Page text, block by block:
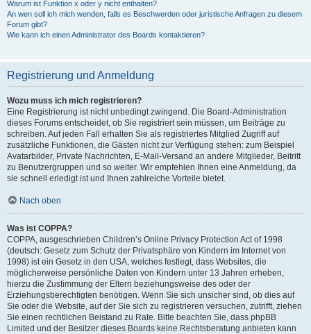
Warum ist Funktion x oder y nicht enthalten?
An wen soll ich mich wenden, falls es Beschwerden oder juristische Anfragen zu diesem
Forum gibt?
Wie kann ich einen Administrator des Boards kontaktieren?
Registrierung und Anmeldung
Wozu muss ich mich registrieren?
Eine Registrierung ist nicht unbedingt zwingend. Die Board-Administration
dieses Forums entscheidet, ob Sie registriert sein müssen, um Beiträge zu
schreiben. Auf jeden Fall erhalten Sie als registriertes Mitglied Zugriff auf
zusätzliche Funktionen, die Gästen nicht zur Verfügung stehen: zum Beispiel
Avatarbilder, Private Nachrichten, E-Mail-Versand an andere Mitglieder, Beitritt
zu Benutzergruppen und so weiter. Wir empfehlen Ihnen eine Anmeldung, da
sie schnell erledigt ist und Ihnen zahlreiche Vorteile bietet.
Nach oben
Was ist COPPA?
COPPA, ausgeschrieben Children’s Online Privacy Protection Act of 1998
(deutsch: Gesetz zum Schutz der Privatsphäre von Kindern im Internet von
1998) ist ein Gesetz in den USA, welches festlegt, dass Websites, die
möglicherweise persönliche Daten von Kindern unter 13 Jahren erheben,
hierzu die Zustimmung der Eltern beziehungsweise des oder der
Erziehungsberechtigten benötigen. Wenn Sie sich unsicher sind, ob dies auf
Sie oder die Website, auf der Sie sich zu registrieren versuchen, zutrifft, ziehen
Sie einen rechtlichen Beistand zu Rate. Bitte beachten Sie, dass phpBB
Limited und der Besitzer dieses Boards keine Rechtsberatung anbieten kann